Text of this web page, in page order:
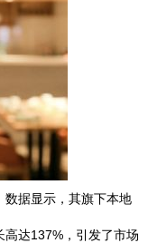
数据显示，其旗下本地
达137%，引发了市场